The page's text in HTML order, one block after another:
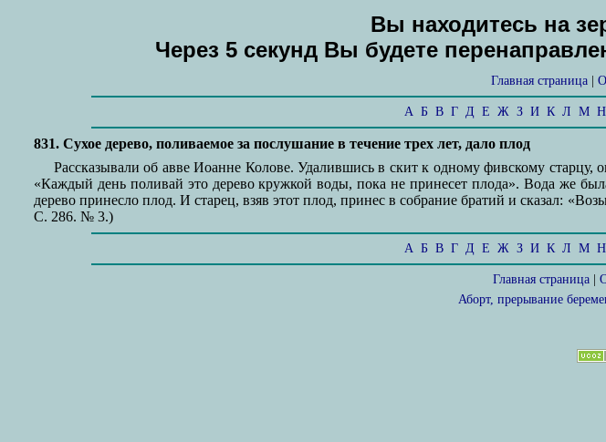
Вы находитесь на
Через 5 секунд Вы будете
Главная страница|
А Б В Г Д Е Ж З И К Л М Н
831. Сухое дерево, поливаемое за послушание в течение трех лет, дало плод
Рассказывали об авве Иоанне Колове. Удалившись в скит к одному фивскому старцу,
«Каждый день поливай это дерево кружкой воды, пока не принесет плода». Вода же
дерево принесло плод. И старец, взяв этот плод, принес в собрание братий и сказал:
С. 286. № 3.)
А Б В Г Д Е Ж З И К Л М Н
Главная страница|
Аборт, прерывание